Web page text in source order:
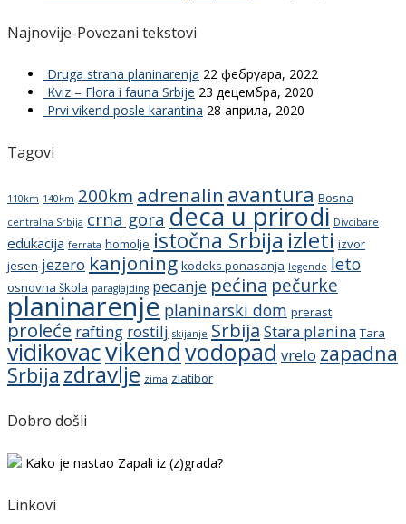
Najnovije-Povezani tekstovi
Druga strana planinarenja 22 фебруара, 2022
Kviz – Flora i fauna Srbije 23 децембра, 2020
Prvi vikend posle karantina 28 априла, 2020
Tagovi
110km 140km 200km adrenalin avantura Bosna
centralna Srbija crna gora deca u prirodi Divcibare
edukacija ferrata homolje istočna Srbija izleti izvor
jesen jezero kanjoning kodeks ponasanja legende leto
osnovna škola paraglajding pecanje pećina pečurke
planinarenje planinarski dom prerast
proleće rafting rostilj skijanje Srbija Stara planina Tara
vidikovacvikendvodopad vrelo zapadna
Srbija zdravlje zima zlatibor
Dobro došli
Kako je nastao Zapali iz (z)grada?
Linkovi